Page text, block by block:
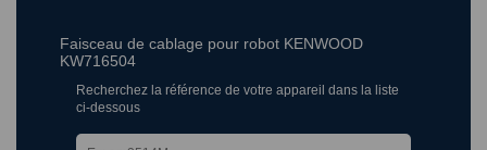
Faisceau de cablage pour robot KENWOOD
KW716504
Recherchez la référence de votre appareil dans la liste
ci-dessous